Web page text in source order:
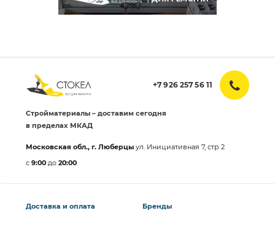
+7 926 257 56 11
Стройматериалы – доставим сегодня
в пределах МКАД
Московская обл., г. Люберцы ул. Инициативная 7, стр 2
с 9:00 до 20:00
Доставка и оплата Бренды